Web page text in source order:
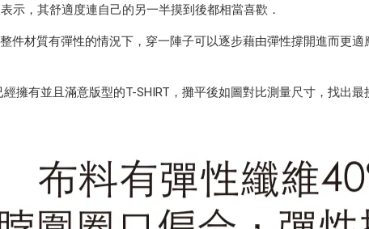
示，其舒適度連自己的另一半摸到後都相當喜歡．
件材質有彈性的情況下，穿一陣子可以逐步藉由彈性撐開進而更
擁有並且滿意版型的T-SHIRT，攤平後如圖對比測量尺寸，找出最